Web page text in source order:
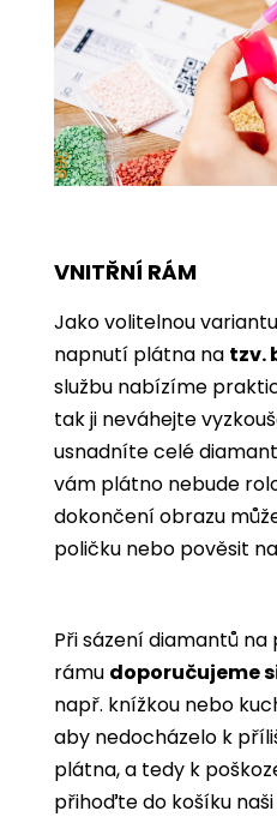
VNITŘNÍ RÁM
Jako volitelnou
napnutí plátna na tzv.
službu nabízíme
tak ji neváhejte
usnadníte celé
vám plátno nebude
dokončení obrazu
poličku nebo pověsit
Při sázení diamantů
rámu doporučujeme
např. knížkou nebo
aby nedocházelo k
plátna, a tedy k
přihoďte do košíku naši